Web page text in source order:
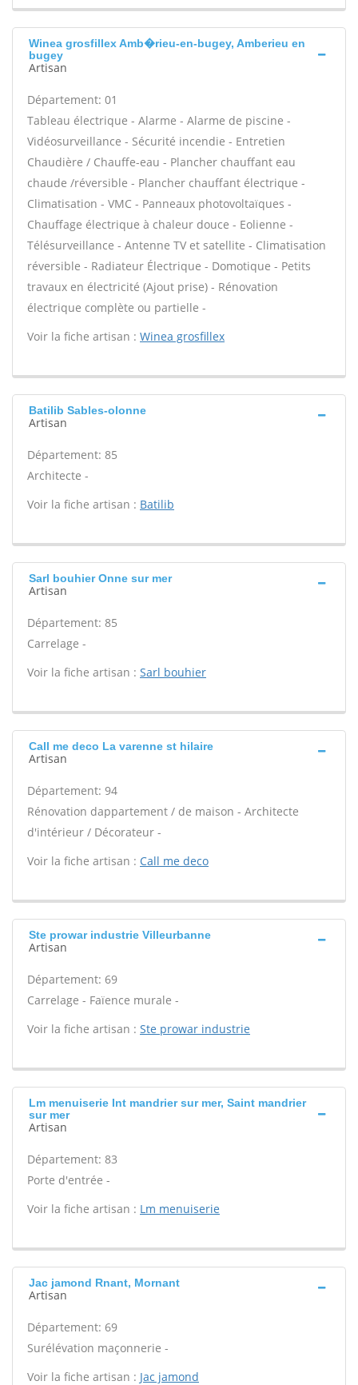
Winea grosfillex Amb�rieu-en-bugey, Amberieu en
bugey
Artisan
Département: 01
Tableau électrique - Alarme - Alarme de piscine -
Vidéosurveillance - Sécurité incendie - Entretien
Chaudière / Chauffe-eau - Plancher chauffant eau
chaude /réversible - Plancher chauffant électrique -
Climatisation - VMC - Panneaux photovoltaïques -
Chauffage électrique à chaleur douce - Eolienne -
Télésurveillance - Antenne TV et satellite - Climatisation
réversible - Radiateur Électrique - Domotique - Petits
travaux en électricité (Ajout prise) - Rénovation
électrique complète ou partielle -
Voir la fiche artisan : Winea grosfillex
Batilib Sables-olonne
Artisan
Département: 85
Architecte -
Voir la fiche artisan : Batilib
Sarl bouhier Onne sur mer
Artisan
Département: 85
Carrelage -
Voir la fiche artisan : Sarl bouhier
Call me deco La varenne st hilaire
Artisan
Département: 94
Rénovation dappartement / de maison - Architecte
d'intérieur / Décorateur -
Voir la fiche artisan : Call me deco
Ste prowar industrie Villeurbanne
Artisan
Département: 69
Carrelage - Faïence murale -
Voir la fiche artisan : Ste prowar industrie
Lm menuiserie Int mandrier sur mer, Saint mandrier
sur mer
Artisan
Département: 83
Porte d'entrée -
Voir la fiche artisan : Lm menuiserie
Jac jamond Rnant, Mornant
Artisan
Département: 69
Surélévation maçonnerie -
Voir la fiche artisan : Jac jamond